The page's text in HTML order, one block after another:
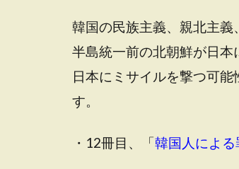
韓国の民族主義、親北主
半島統一前の北朝鮮が日
日本にミサイルを撃つ可
す。
・12冊目、「韓国人による